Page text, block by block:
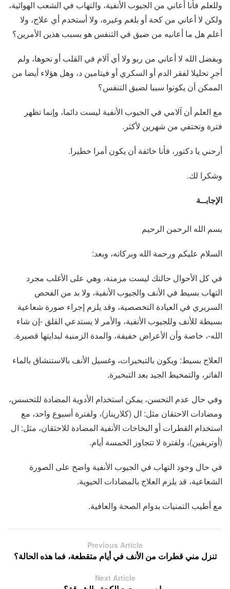
وللعلم فأنا أعاني من الجيوب الأنفية، والتهاب في الشعب الهوائية،
ولكن لا أعاني من كحة أو بلغم وغيره، ولا أستخدم أي علاج، ولا
أعلم هل ما أعانيه من ضيق في التنفس هو بسبب هذين الأمرين؟
وبفضل الله لا أعاني من ربو وﻻ أي آلام في القلب أو نحوها، ولم
أجرِ تحليلا لفقر الدم أو السكري أو فيتامين د، وهل هؤلاء أيضا من
الممكن أن يكونوا سببا لضيق التنفس؟
مع العلم أن آلامي في الجيوب الأنفية ليست دائما، وإنما تظهر
فترة وتختفي من شهرين لأكثر.
أرحني يا دكتور، فأنا خائفة أن يكون أمرا خطيرا.
وشكرا لك.
الإجابــة
بسم الله الرحمن الرحيم
السلام عليكم ورحمة الله وبركاته، وبعد:
في كل الأحوال حالتك ليست مزمنة، وهي على الأغلب مجرد
التهاب بسيط في الأنف والجيوب الأنفية، ولا بد من الفحص
السريري في العيادة التخصصية، وقد يلزم إجراء صورة شعاعية
بسيطة للأنف وللجيوب الأنفية، والأمر لا يستدعي القلق -إن شاء
الله-، خاصة وأن الأعراض خفيفة، والمدة الزمنية لبدايتها قصيرة.
العلاج بسيط: ويكون بالتبخيرات، وغسيل الأنف بالاستنشاق بالماء
الفاتر، والتمخيط الجيد بعد التبخيرة.
وفي حال عدم التحسن، يمكن استخدام الأدوية المضادة للتحسس،
ومضادات الاحتقان مثل: ال (كلاريناز)، ولفترة أسبوع واحد، مع
استخدام القطرات أو البخاخات الأنفية المضادة للاحتقان، مثل: ال
(أوتريفين)، ولفترة لا تتجاوز الخمسة أيام.
في حال وجود التهاب في الجيوب الأنفية واضح على الصورة
الشعاعية، قد يلزم العلاج بالمضادات الحيوية.
مع أطيب التمنيات بدوام الصحة والعافية.
Previous Article
تنزل مني قطرات من الأنف في أيام متقطعة، فما هذه الحالة؟
Next Article